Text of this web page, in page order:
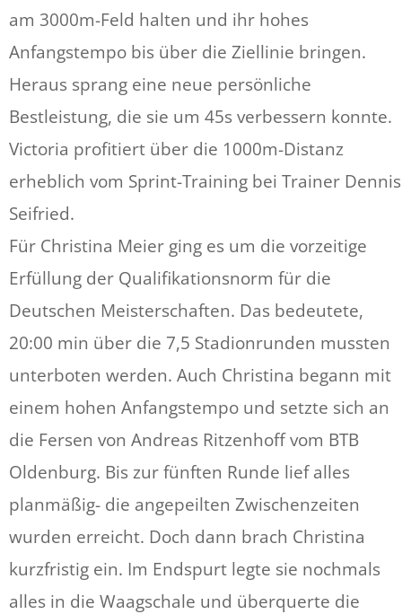
am 3000m-Feld halten und ihr hohes
Anfangstempo bis über die Ziellinie bringen.
Heraus sprang eine neue persönliche
Bestleistung, die sie um 45s verbessern konnte.
Victoria profitiert über die 1000m-Distanz
erheblich vom Sprint-Training bei Trainer Dennis
Seifried.
Für Christina Meier ging es um die vorzeitige
Erfüllung der Qualifikationsnorm für die
Deutschen Meisterschaften. Das bedeutete,
20:00 min über die 7,5 Stadionrunden mussten
unterboten werden. Auch Christina begann mit
einem hohen Anfangstempo und setzte sich an
die Fersen von Andreas Ritzenhoff vom BTB
Oldenburg. Bis zur fünften Runde lief alles
planmäßig- die angepeilten Zwischenzeiten
wurden erreicht. Doch dann brach Christina
kurzfristig ein. Im Endspurt legte sie nochmals
alles in die Waagschale und überquerte die